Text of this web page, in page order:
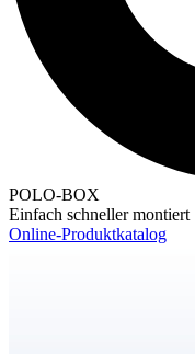
POLO-BOX
Einfach schneller montiert
Online-Produktkatalog